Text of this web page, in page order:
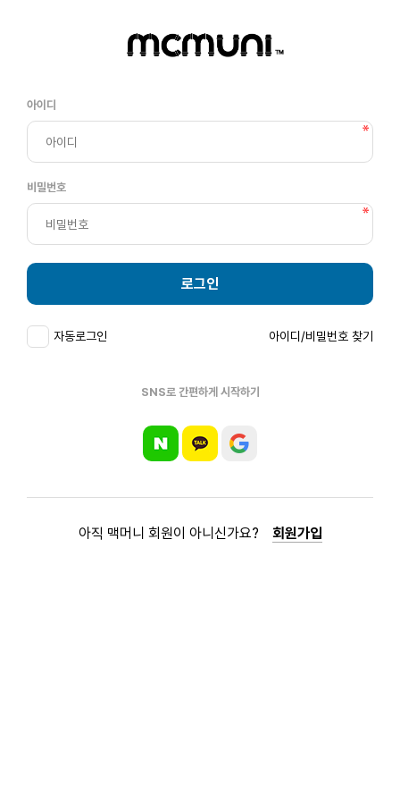
아이디
비밀번호
로그인
자동로그인 아이디/비밀번호 찾기
SNS로 간편하게 시작하기
아직 맥머니 회원이 아니신가요? 회원가입